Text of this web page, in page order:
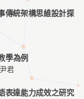
傳統架構思維設計探
學為例
君
表達能力成效之研究